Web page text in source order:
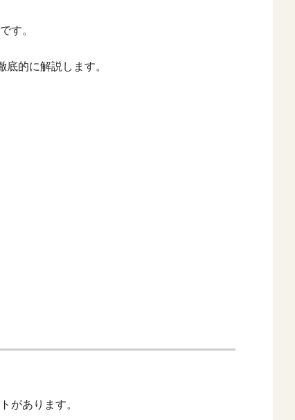
す。
的に解説します。
があります。